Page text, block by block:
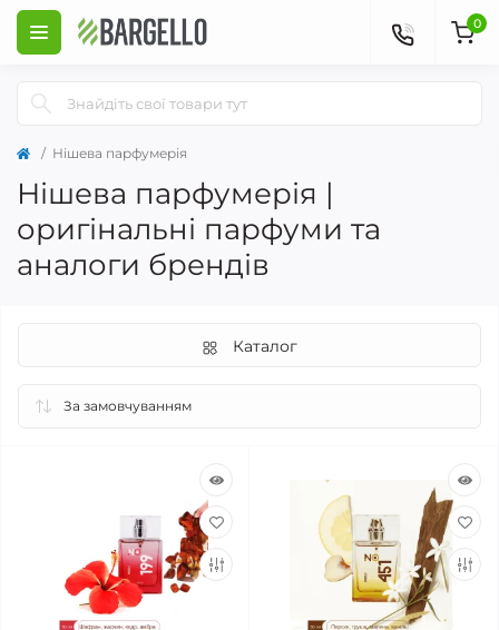
0
Нішева парфумерія
Нішева парфумерія |
оригінальні парфуми та
аналоги брендів
Каталог